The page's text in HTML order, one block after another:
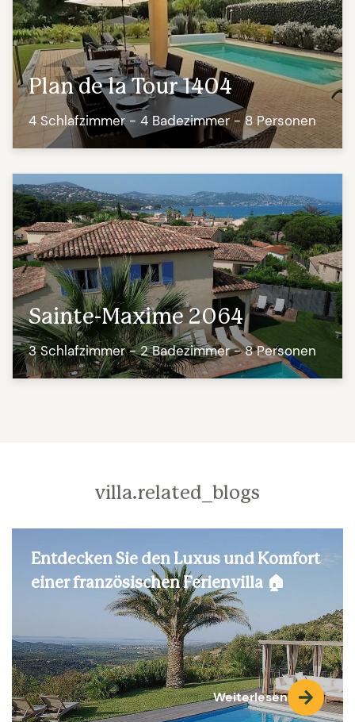
Plan de la Tour 1404
4 Schlafzimmer - 4 Badezimmer - 8 Personen
Sainte-Maxime 2064
3 Schlafzimmer - 2 Badezimmer - 8 Personen
villa.related_blogs
Entdecken Sie den Luxus und Komfort
einer französischen Ferienvilla 🏠
Weiterlesen